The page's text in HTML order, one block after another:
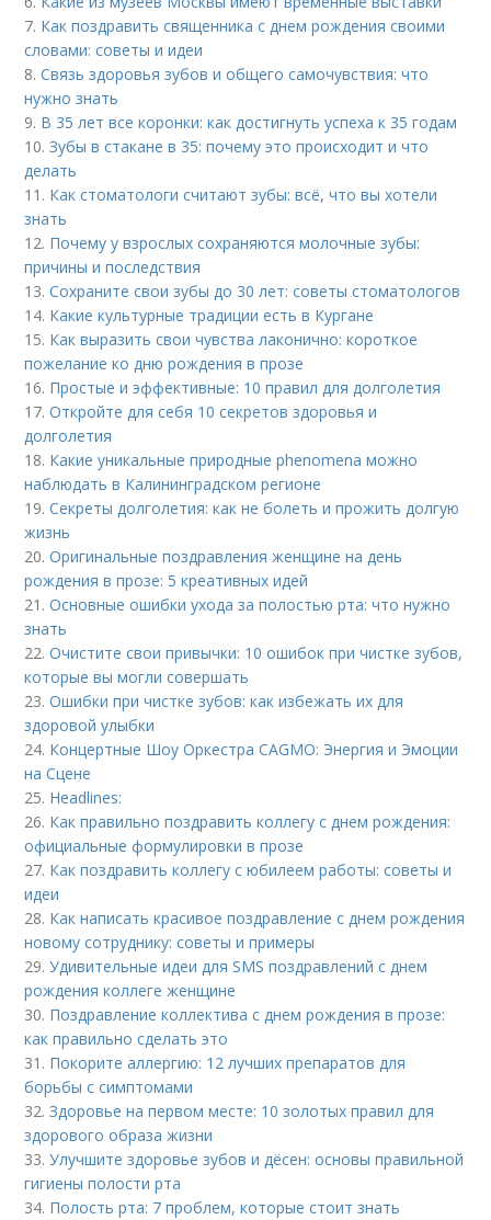
7. Как поздравить священника с днем рождения своими
словами: советы и идеи
8.Связь здоровья зубов и общего самочувствия: что
нужно знать
9. В 35 лет все коронки: как достигнуть успеха к 35 годам
10.Зубы в стакане в 35: почему это происходит и что
делать
11. Как стоматологи считают зубы: всё, что вы хотели
знать
12. Почему у взрослых сохраняются молочные зубы:
причины и последствия
13.Сохраните свои зубы до 30 лет: советы стоматологов
14. Какие культурные традиции есть в Кургане
15. Как выразить свои чувства лаконично: короткое
пожелание ко дню рождения в прозе
16. Простые и эффективные: 10 правил для долголетия
17.Откройте для себя 10 секретов здоровья и
долголетия
18. Какие уникальные природные phenomena можно
наблюдать в Калининградском регионе
19.Секреты долголетия: как не болеть и прожить долгую
жизнь
20.Оригинальные поздравления женщине на день
рождения в прозе: 5 креативных идей
21.Основные ошибки ухода за полостью рта: что нужно
знать
22.Очистите свои привычки: 10 ошибок при чистке зубов,
которые вы могли совершать
23.Ошибки при чистке зубов: как избежать их для
здоровой улыбки
24. Концертные Шоу Оркестра CAGMO: Энергия и Эмоции
на Сцене
25. Headlines:
26. Как правильно поздравить коллегу с днем рождения:
официальные формулировки в прозе
27. Как поздравить коллегу с юбилеем работы: советы и
идеи
28. Как написать красивое поздравление с днем рождения
новому сотруднику: советы и примеры
29.Удивительные идеи для SMS поздравлений с днем
рождения коллеге женщине
30. Поздравление коллектива с днем рождения в прозе:
как правильно сделать это
31. Покорите аллергию: 12 лучших препаратов для
борьбы с симптомами
32.Здоровье на первом месте: 10 золотых правил для
здорового образа жизни
33.Улучшите здоровье зубов и дёсен: основы правильной
гигиены полости рта
34. Полость рта: 7 проблем, которые стоит знать